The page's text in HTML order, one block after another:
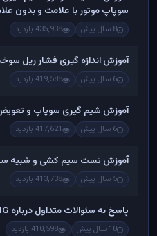
سوپاپ موتور با علامت و بدون
8 سال پیش 435,938 بازدید
آموزش اندازه گیری فشار ریل
6 سال پیش 419,588 بازدید
آموزش شیم گیری سوپاپ و
6 سال پیش 417,621 بازدید
آموزش تست سیم کشی و شبیه
5 سال پیش 413,738 بازدید
پاسخ به سئوالات متداول درباره CNG
10 سال پیش 410,598 بازدید